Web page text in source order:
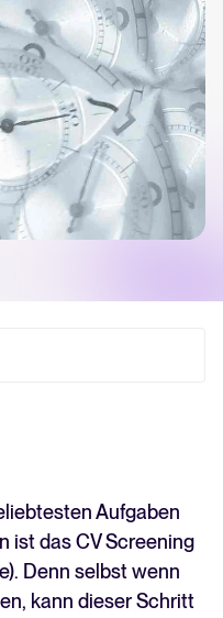
Recruitee und sehen Sie
zu bringen? Erfahren Sie
So
Screenings
Aufgaben
ist das CV Screening
Denn selbst wenn
kann dieser Schritt